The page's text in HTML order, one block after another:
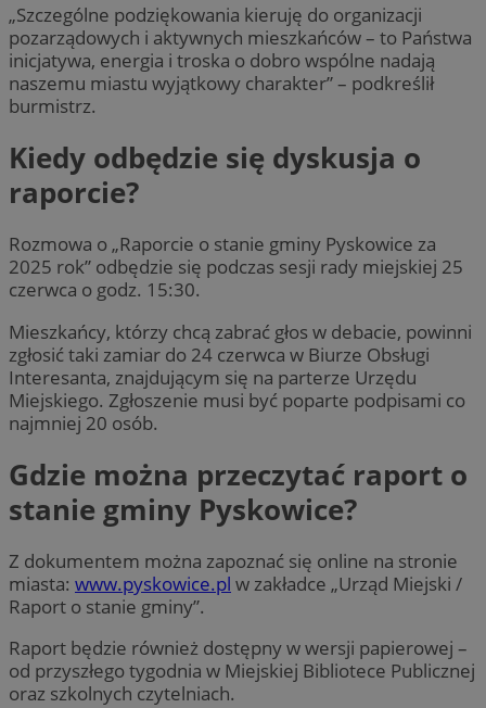
„Szczególne podziękowania kieruję do organizacji
pozarządowych i aktywnych mieszkańców – to Państwa
inicjatywa, energia i troska o dobro wspólne nadają
naszemu miastu wyjątkowy charakter” – podkreślił
burmistrz.
Kiedy odbędzie się dyskusja o
raporcie?
Rozmowa o „Raporcie o stanie gminy Pyskowice za
2025 rok” odbędzie się podczas sesji rady miejskiej 25
czerwca o godz. 15:30.
Mieszkańcy, którzy chcą zabrać głos w debacie, powinni
zgłosić taki zamiar do 24 czerwca w Biurze Obsługi
Interesanta, znajdującym się na parterze Urzędu
Miejskiego. Zgłoszenie musi być poparte podpisami co
najmniej 20 osób.
Gdzie można przeczytać raport o
stanie gminy Pyskowice?
Z dokumentem można zapoznać się online na stronie
miasta: www.pyskowice.pl w zakładce „Urząd Miejski /
Raport o stanie gminy”.
Raport będzie również dostępny w wersji papierowej –
od przyszłego tygodnia w Miejskiej Bibliotece Publicznej
oraz szkolnych czytelniach.